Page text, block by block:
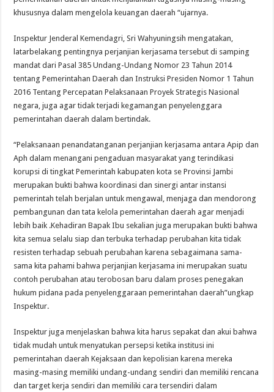
khususnya dalam mengelola keuangan daerah “ujarnya.
Inspektur Jenderal Kemendagri, Sri Wahyuningsih mengatakan,
latarbelakang pentingnya perjanjian kerjasama tersebut di samping
mandat dari Pasal 385 Undang-Undang Nomor 23 Tahun 2014
tentang Pemerintahan Daerah dan Instruksi Presiden Nomor 1 Tahun
2016 Tentang Percepatan Pelaksanaan Proyek Strategis Nasional
negara, juga agar tidak terjadi kegamangan penyelenggara
pemerintahan daerah dalam bertindak.
“Pelaksanaan penandatanganan perjanjian kerjasama antara Apip dan
Aph dalam menangani pengaduan masyarakat yang terindikasi
korupsi di tingkat Pemerintah kabupaten kota se Provinsi Jambi
merupakan bukti bahwa koordinasi dan sinergi antar instansi
pemerintah telah berjalan untuk mengawal, menjaga dan mendorong
pembangunan dan tata kelola pemerintahan daerah agar menjadi
lebih baik .Kehadiran Bapak Ibu sekalian juga merupakan bukti bahwa
kita semua selalu siap dan terbuka terhadap perubahan kita tidak
resisten terhadap sebuah perubahan karena sebagaimana sama-
sama kita pahami bahwa perjanjian kerjasama ini merupakan suatu
contoh perubahan atau terobosan baru dalam proses penegakan
hukum pidana pada penyelenggaraan pemerintahan daerah”ungkap
Inspektur.
Inspektur juga menjelaskan bahwa kita harus sepakat dan akui bahwa
tidak mudah untuk menyatukan persepsi ketika institusi ini
pemerintahan daerah Kejaksaan dan kepolisian karena mereka
masing-masing memiliki undang-undang sendiri dan memiliki rencana
dan target kerja sendiri dan memiliki cara tersendiri dalam